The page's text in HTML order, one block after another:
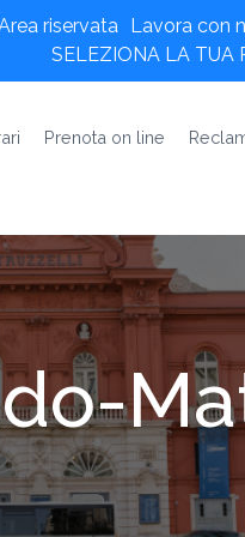
riservata Lavora con
SELEZIONA LA TUA
Prenota on line